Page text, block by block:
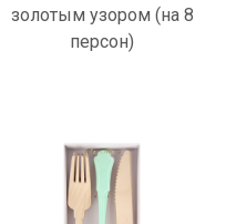
золотым узором (на 8
персон)